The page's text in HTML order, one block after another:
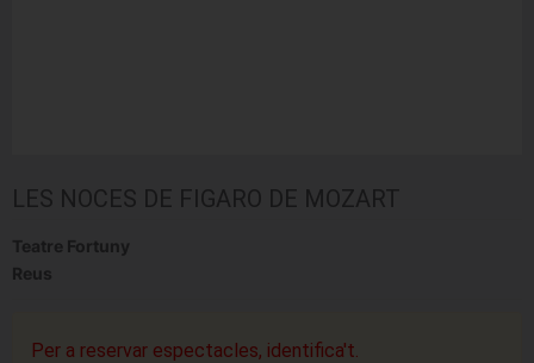
LES NOCES DE FIGARO DE MOZART
Teatre Fortuny
Reus
Per a reservar espectacles, identifica't.